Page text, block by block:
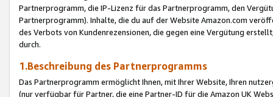
Partnerprogramm, die IP-Lizenz für das Partnerprogramm, den
Partnerprogramm). Inhalte, die du auf der Website Amazon.com
des Verbots von Kundenrezensionen, die gegen eine Vergütung
durch.
1.Beschreibung des Partnerprogramms
Das Partnerprogramm ermöglicht Ihnen, mit Ihrer Website, Ihren
(nur verfügbar für Partner, die eine Partner-ID für die Amazon UK